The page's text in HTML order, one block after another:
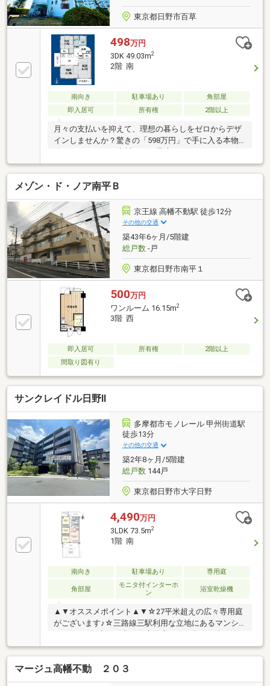
東京都日野市百草
498万円
3DK 49.03m2
2階 南
南向き 駐車場あり
角部屋
即入居可
所有権 2階以上
月々の支払いを抑えて、理想の暮らしをゼロからデザ
インしませんか？驚きの「598万円」で手に入る本物
グコミュニティならではの管理体制と、緑豊かな住環
境が魅力です。所在階は外出や帰宅がスムーズな2階
部分。階段の負担が少なく、お買い物帰りも軽やかで
す。「古いからこそ、自由に直せる」という団地リノ
ベーションの醍醐味を存分に味わえる一邸。予算を賢
く抑えつつ、浮いた資金で最新のキッチンや無垢の床
など、あなたの「こだわり」を詰め込んだ世界に一つ
だけの住まいを形にしましょう。※リフォームプラン
もございます♪お気軽にお問い合わせください。
メゾン・ド・ノア南平Ｂ
京王線 高幡不動駅 徒歩12分
その他の交通
築43年6ヶ月/5階建
総戸数-戸
東京都日野市南平１
500万円
ワンルーム 16.15m2
3階 西
即入居可 所有権
2階以上
間取り図有り
サンクレイドル日野Ⅱ
多摩都市モノレール 甲州街道駅
徒歩13分
その他の交通
築2年8ヶ月/5階建
総戸数144戸
東京都日野市大字日野
4,490万円
3LDK 73.5m2
1階 南
南向き 駐車場あり 専用庭
角部屋
モニタ付インターホ
ン
浴室乾燥機
▲▼オススメポイント▲▼☆27平米超えの広々専用庭
がございます♪☆三路線三駅利用な立地にあるマンシ
良好です♪☆2024年築のまだ新しいマンション☆2026
年3月ハウスクリーニング済み、綺麗な室内環境が整
っています♪☆築浅ハウスクリーニング済みのため室
内はすぐに新生活を始められる状態。☆約16.2帖の
マージュ高幡不動 ２０３